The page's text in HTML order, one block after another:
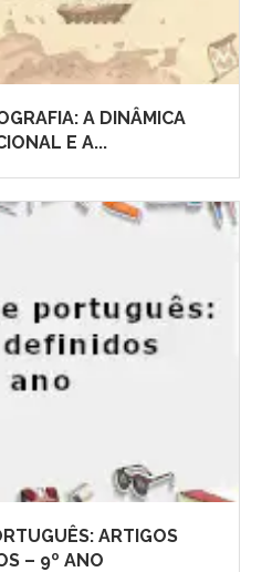
A DINÂMICA
E A...
ARTIGOS
– 9º ANO